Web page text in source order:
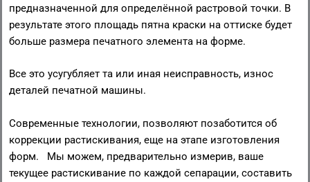
предназначенной для определённой растровой точки. В
результате этого площадь пятна краски на оттиске будет
больше размера печатного элемента на форме.
Все это усугубляет та или иная неисправность, износ
деталей печатной машины.
Современные технологии, позволяют позаботится об
коррекции растискивания, еще на этапе изготовления
форм. Мы можем, предварительно измерив, ваше
текущее растискивание по каждой сепарации, составить